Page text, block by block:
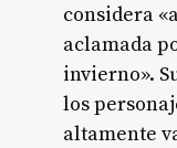
considera
aclamada
invierno».
los
altamente